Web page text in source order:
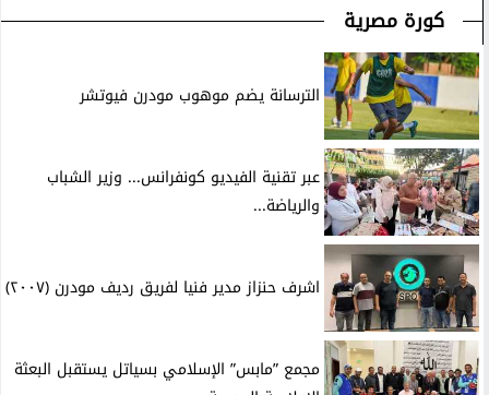
كورة مصرية
الترسانة يضم موهوب مودرن فيوتشر
عبر تقنية الفيديو كونفرانس... وزير الشباب
والرياضة...
اشرف حنزاز مدير فنيا لفريق رديف مودرن (٢٠٠٧)
مجمع ”مابس” الإسلامي بسياتل يستقبل البعثة